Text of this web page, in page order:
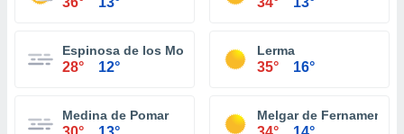
Espinosa de los Monteros
28° 12°
Lerma
35° 16°
Medina de Pomar Melgar de Fernamental